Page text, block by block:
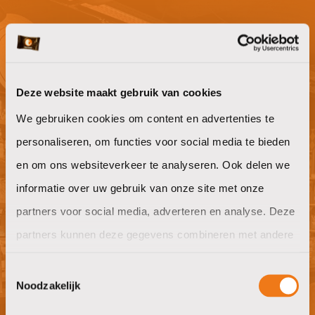
Deze website maakt gebruik van cookies
We gebruiken cookies om content en advertenties te
personaliseren, om functies voor social media te bieden
en om ons websiteverkeer te analyseren. Ook delen we
informatie over uw gebruik van onze site met onze
partners voor social media, adverteren en analyse. Deze
partners kunnen deze gegevens combineren met andere
verzameld op basis van uw gebruik van hun services.
Noodzakelijk
Niet gevonden waar je naar op zoek
Willen jullie ook goeie koffie op het
werk?
offerte aanvragen